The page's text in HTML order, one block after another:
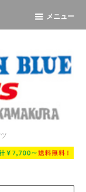
メニュー